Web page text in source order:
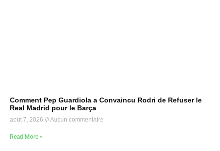
Comment Pep Guardiola a Convaincu Rodri de Refuser le
Real Madrid pour le Barça
août 7, 2026 Aucun commentaire
Read More »